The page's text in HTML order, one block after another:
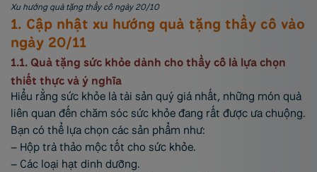
Xu hướng quà tặng thầy cô ngày 20/10
1. Cập nhật xu hướng quà tặng thầy cô vào
ngày 20/11
1.1. Quà tặng sức khỏe dành cho thầy cô là lựa chọn
thiết thực và ý nghĩa
Hiểu rằng sức khỏe là tài sản quý giá nhất, những món quà
liên quan đến chăm sóc sức khỏe đang rất được ưa chuộng.
Bạn có thể lựa chọn các sản phẩm như:
– Hộp trà thảo mộc tốt cho sức khỏe.
– Các loại hạt dinh dưỡng.